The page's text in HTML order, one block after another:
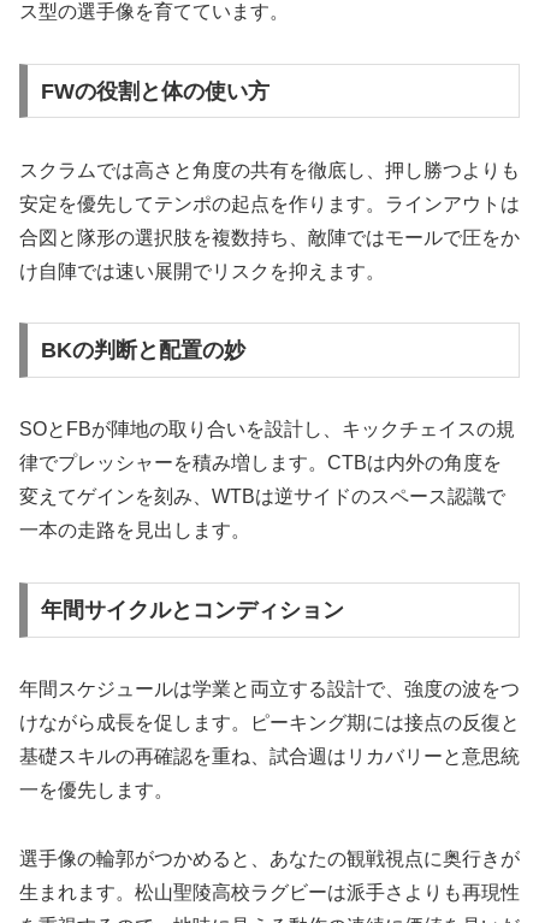
ス型の選手像を育てています。
FWの役割と体の使い方
スクラムでは高さと角度の共有を徹底し、押し勝つよりも
安定を優先してテンポの起点を作ります。ラインアウトは
合図と隊形の選択肢を複数持ち、敵陣ではモールで圧をか
け自陣では速い展開でリスクを抑えます。
BKの判断と配置の妙
SOとFBが陣地の取り合いを設計し、キックチェイスの規
律でプレッシャーを積み増します。CTBは内外の角度を
変えてゲインを刻み、WTBは逆サイドのスペース認識で
一本の走路を見出します。
年間サイクルとコンディション
年間スケジュールは学業と両立する設計で、強度の波をつ
けながら成長を促します。ピーキング期には接点の反復と
基礎スキルの再確認を重ね、試合週はリカバリーと意思統
一を優先します。
選手像の輪郭がつかめると、あなたの観戦視点に奥行きが
生まれます。松山聖陵高校ラグビーは派手さよりも再現性